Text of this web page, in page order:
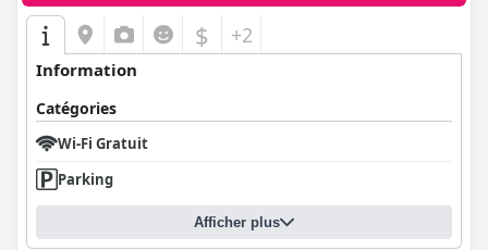
$ +2
Information
Catégories
Wi-Fi Gratuit
Parking
Afficher plus